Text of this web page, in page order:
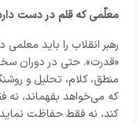
معلّمی که قلم در دست
رهبر انقلاب را باید
«قدرت». حتی در دوران
منطق، کلام، تحلیل و
که می‌خواهد بفهماند، نه
کند، نه فقط حفاظت